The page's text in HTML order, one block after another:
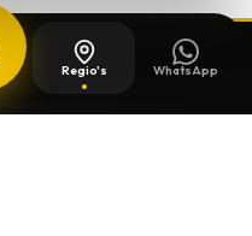
Regio's WhatsApp